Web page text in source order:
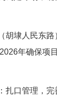
埭人民东路
年确保项
口管理，完